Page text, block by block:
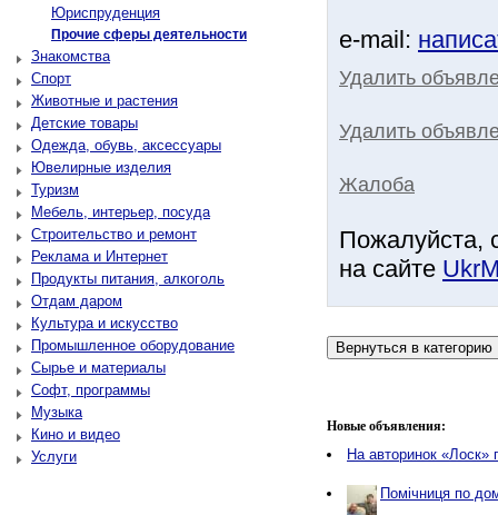
Юриспруденция
Прочие сферы деятельности
Знакомства
Спорт
Животные и растения
Детские товары
Одежда, обувь, аксессуары
Ювелирные изделия
Туризм
Мебель, интерьер, посуда
Строительство и ремонт
Реклама и Интернет
Продукты питания, алкоголь
Отдам даром
Культура и искусство
Промышленное оборудование
Сырье и материалы
Софт, программы
Музыка
Кино и видео
Услуги
e-mail:
Удалить
Удалить
Жалоба
Пожалуйста,
на сайте
Новые объявления:
На авторинок «Лоск»
Помічниця по